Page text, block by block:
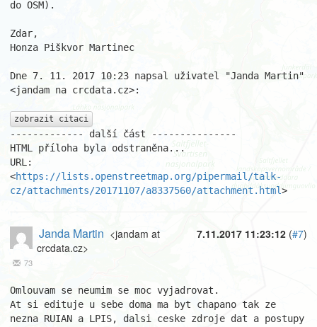
do OSM).
Zdar,
Honza Piškvor Martinec
Dne 7. 11. 2017 10:23 napsal uživatel "Janda Martin"
<jandam na crcdata.cz>:
zobrazit citaci
------------- další část ---------------
HTML příloha byla odstraněna...
URL:
<https://lists.openstreetmap.org/pipermail/talk-
cz/attachments/20171107/a8337560/attachment.html>
7.11.2017 11:23:12 (#7)
Janda Martin <jandam at
crcdata.cz>
73
Omlouvam se neumim se moc vyjadrovat.
At si edituje u sebe doma ma byt chapano tak ze
nezna RUIAN a LPIS, dalsi ceske zdroje dat a postupy